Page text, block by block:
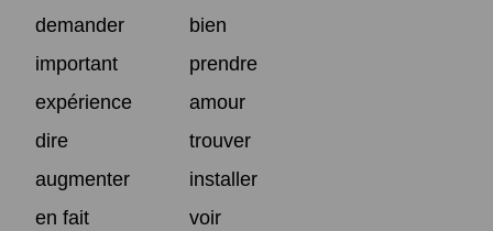
demander
bien
important
prendre
expérience
amour
dire
trouver
augmenter
installer
en fait
voir